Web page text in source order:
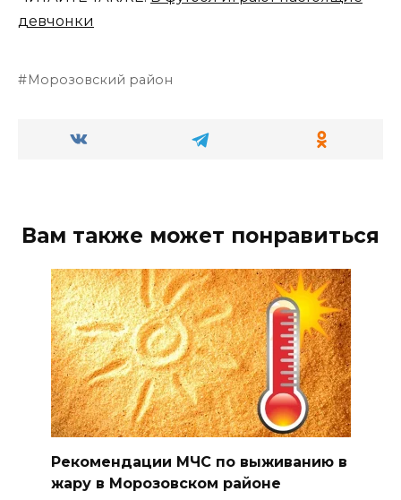
девчонки
Морозовский район
Вам также может понравиться
Рекомендации МЧС по выживанию в
жару в Морозовском районе